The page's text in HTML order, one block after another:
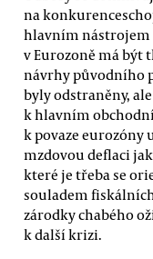
na
hlavním nástrojem
v Eurozoně má být
návrhy původního
byly odstraněny,
k hlavním
k povaze eurozóny
mzdovou deflaci
které je třeba se
souladem
zárodky chabého
k další krizi.